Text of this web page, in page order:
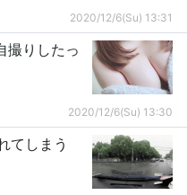
2020/12/6(Su) 13:31
撮りしたっ
2020/12/6(Su) 13:30
てしまう